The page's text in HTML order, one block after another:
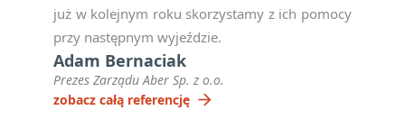
już w kolejnym roku skorzystamy z ich pomocy
przy następnym wyjeździe.
Adam Bernaciak
Prezes Zarządu Aber Sp. z o.o.
zobacz całą referencję arrow_forward